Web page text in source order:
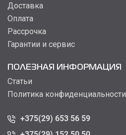
Доставка
Оплата
Рассрочка
Гарантии и сервис
ПОЛЕЗНАЯ ИНФОРМАЦИЯ
Статьи
Политика конфиденциальности
+375(29) 653 56 59